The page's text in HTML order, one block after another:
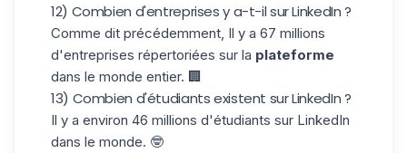
12) Combien d'entreprises y a-t-il sur LinkedIn ?
Comme dit précédemment, Il y a 67 millions
d'entreprises répertoriées sur la plateforme
dans le monde entier. 🏢
13) Combien d'étudiants existent sur LinkedIn ?
Il y a environ 46 millions d'étudiants sur LinkedIn
dans le monde. 🤓